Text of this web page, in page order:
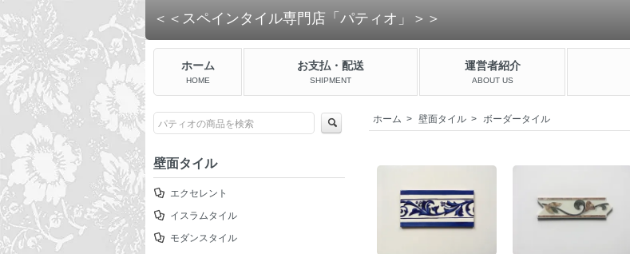
＜＜スペインタイル専門店「パティオ」＞＞
ホーム
HOME
お支払・配送
SHIPMENT
運営者紹介
ABOUT US
ホーム > 壁面タイル > ボーダータイル
壁面タイル
エクセレント
イスラムタイル
モダンスタイル